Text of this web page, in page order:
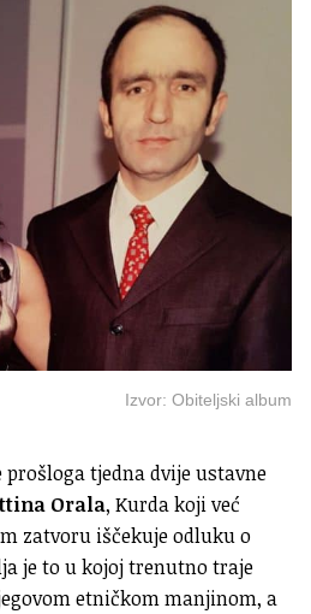
Izvor: Obiteljski album
tjedna dvije ustavne
Orala, Kurda koji već
zatvoru iščekuje odluku o
je to u kojoj trenutno traje
etničkom manjinom, a